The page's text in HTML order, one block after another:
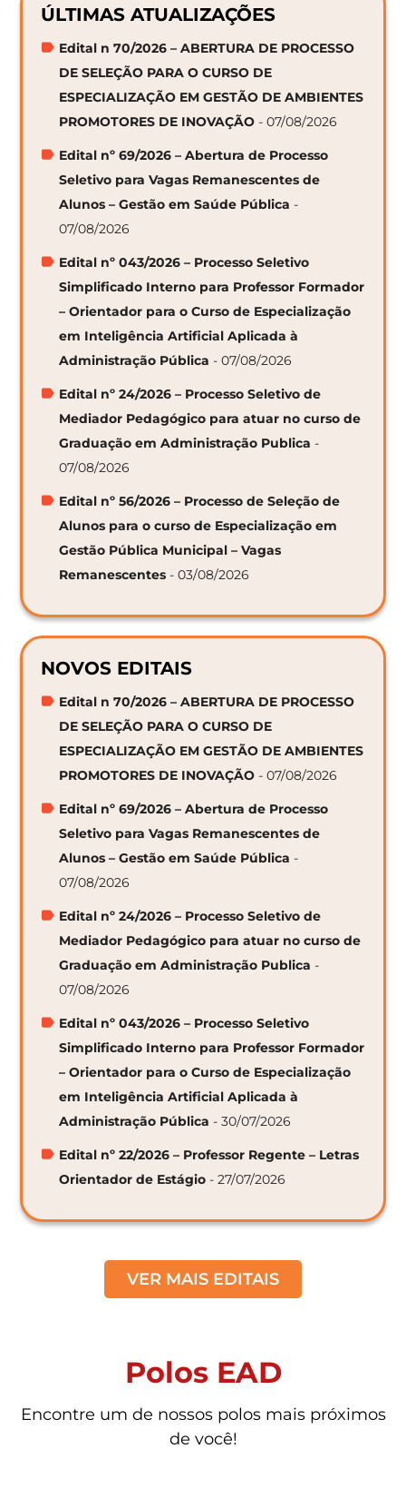
ÚLTIMAS ATUALIZAÇÕES
Edital n 70/2026 – ABERTURA DE PROCESSO
DE SELEÇÃO PARA O CURSO DE
ESPECIALIZAÇÃO EM GESTÃO DE AMBIENTES
PROMOTORES DE INOVAÇÃO - 07/08/2026
Edital nº 69/2026 – Abertura de Processo
Seletivo para Vagas Remanescentes de
Alunos – Gestão em Saúde Pública -
07/08/2026
Edital nº 043/2026 – Processo Seletivo
Simplificado Interno para Professor Formador
– Orientador para o Curso de Especialização
em Inteligência Artificial Aplicada à
Administração Pública - 07/08/2026
Edital nº 24/2026 – Processo Seletivo de
Mediador Pedagógico para atuar no curso de
Graduação em Administração Publica -
07/08/2026
Edital nº 56/2026 – Processo de Seleção de
Alunos para o curso de Especialização em
Gestão Pública Municipal – Vagas
Remanescentes - 03/08/2026
NOVOS EDITAIS
Edital n 70/2026 – ABERTURA DE PROCESSO
DE SELEÇÃO PARA O CURSO DE
ESPECIALIZAÇÃO EM GESTÃO DE AMBIENTES
PROMOTORES DE INOVAÇÃO - 07/08/2026
Edital nº 69/2026 – Abertura de Processo
Seletivo para Vagas Remanescentes de
Alunos – Gestão em Saúde Pública -
07/08/2026
Edital nº 24/2026 – Processo Seletivo de
Mediador Pedagógico para atuar no curso de
Graduação em Administração Publica -
07/08/2026
Edital nº 043/2026 – Processo Seletivo
Simplificado Interno para Professor Formador
– Orientador para o Curso de Especialização
em Inteligência Artificial Aplicada à
Administração Pública - 30/07/2026
Edital nº 22/2026 – Professor Regente – Letras
Orientador de Estágio - 27/07/2026
VER MAIS EDITAIS
Polos EAD
Encontre um de nossos polos mais próximos
de você!